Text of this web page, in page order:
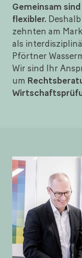
Gemeinsam
flexibler.
zehnten am
als
Pförtner
Wir sind Ihr
um